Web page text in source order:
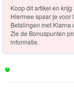
Schleich
Shimmer
Koop dit artikel en
Hiermee spaar je voor
Betalingen met Klarna
Zie de Bonuspunten
informatie.